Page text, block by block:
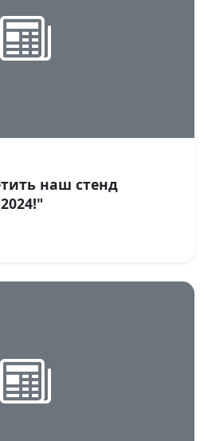
наш стенд